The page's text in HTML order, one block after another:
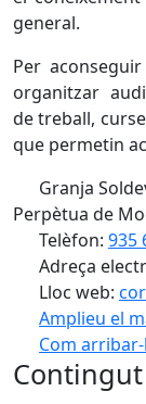
general.
Per
organitzar
de treball,
que permetin
Granja
Perpètua de
Telèfon: 935
Adreça
Lloc web:
Amplieu el
Com
+